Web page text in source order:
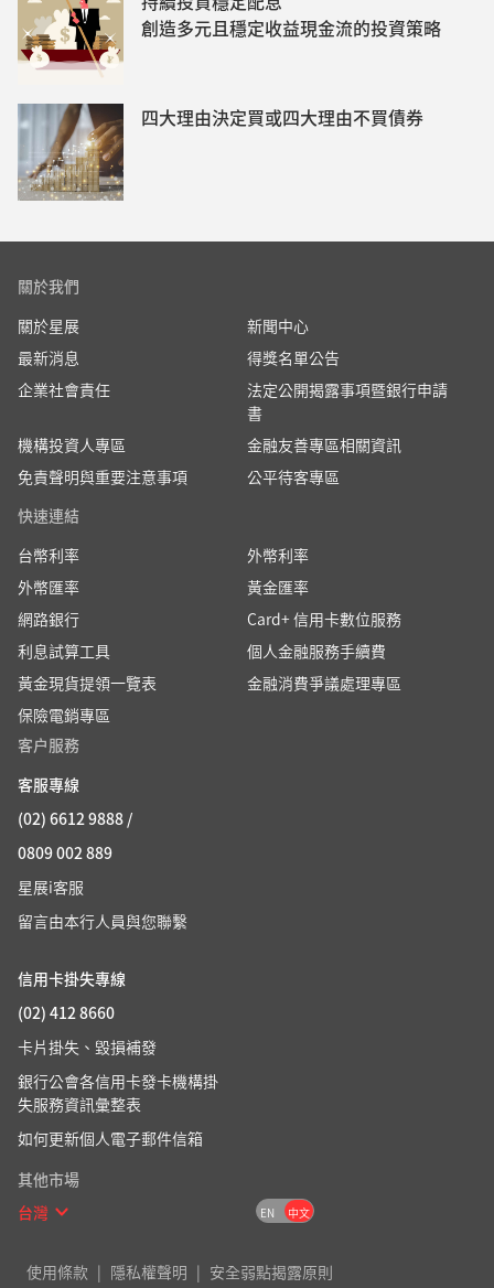
創造多元且穩定收益現金流的投資策略
四大理由決定買或四大理由不買債券
關於我們
關於星展
新聞中心
最新消息
得獎名單公告
企業社會責任
法定公開揭露事項暨銀行申請
書
機構投資人專區
金融友善專區相關資訊
免責聲明與重要注意事項
公平待客專區
快速連結
台幣利率
外幣利率
外幣匯率
黃金匯率
網路銀行
Card+ 信用卡數位服務
利息試算工具
個人金融服務手續費
黃金現貨提領一覽表
金融消費爭議處理專區
保險電銷專區
客户服務
客服專線
(02) 6612 9888 /
0809 002 889
星展i客服
留言由本行人員與您聯繫
信用卡掛失專線
(02) 412 8660
卡片掛失、毀損補發
銀行公會各信用卡發卡機構掛
失服務資訊彙整表
如何更新個人電子郵件信箱
其他市場
台灣
EN 中文
使用條款 隱私權聲明 安全弱點揭露原則